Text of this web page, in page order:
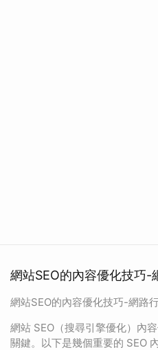
網站SEO的內容優化技巧-
網站SEO的內容優化技巧-網路
網站 SEO（搜尋引擎優化）內
關鍵。以下是幾個重要的 SEO